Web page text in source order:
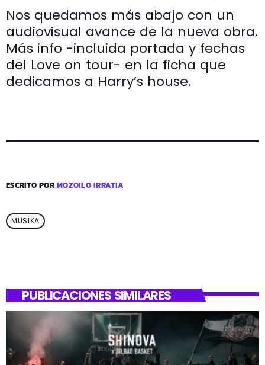
Nos quedamos más abajo con un
audiovisual avance de la nueva obra.
Más info -incluida portada y fechas
del Love on tour- en la ficha que
dedicamos a Harry’s house.
ESCRITO PORMOZOILO IRRATIA
MUSIKA
PUBLICACIONES SIMILARES